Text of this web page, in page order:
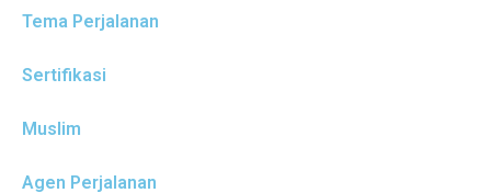
Tema Perjalanan
Sertifikasi
Muslim
Agen Perjalanan